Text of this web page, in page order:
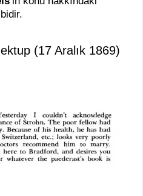
(17 Aralık 1869)